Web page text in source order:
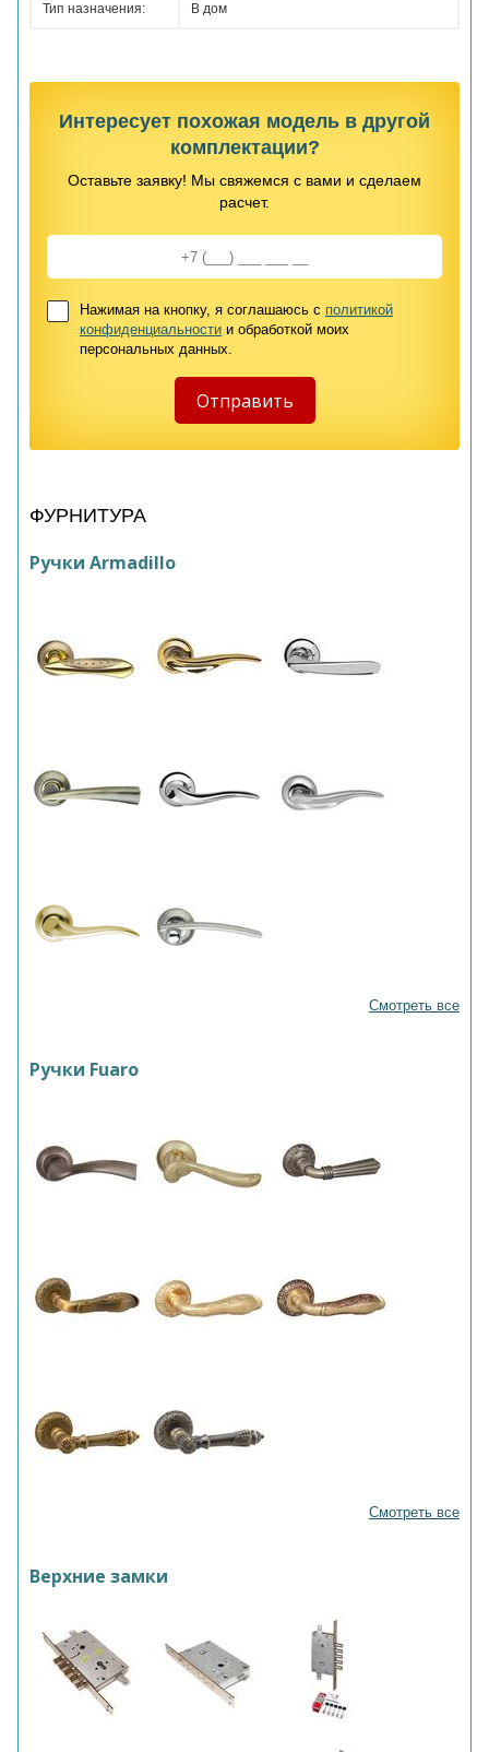
Тип назначения: В дом
Интересует похожая модель в другой
комплектации?
Оставьте заявку! Мы свяжемся с вами и сделаем
расчет.
Нажимая на кнопку, я соглашаюсь с политикой
конфиденциальности и обработкой моих
персональных данных.
ФУРНИТУРА
Ручки Armadillo
Смотреть все
Ручки Fuaro
Смотреть все
Верхние замки